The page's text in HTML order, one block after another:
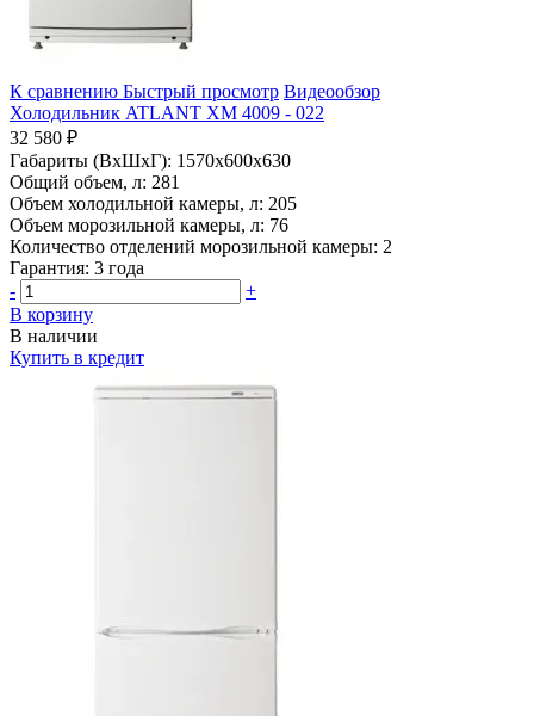
К сравнению Быстрый просмотр Видеообзор
Холодильник ATLANT ХМ 4009 - 022
32 580 ₽
Габариты (ВхШхГ): 1570x600x630
Общий объем, л: 281
Объем холодильной камеры, л: 205
Объем морозильной камеры, л: 76
Количество отделений морозильной камеры: 2
Гарантия: 3 года
-
+
В корзину
В наличии
Купить в кредит